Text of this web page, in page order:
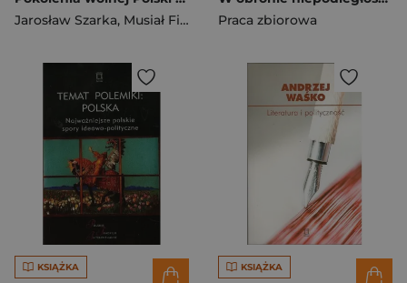
Jarosław Szarka, Musiał Filip (red)
Praca zbiorowa
KSIĄŻKA KSIĄŻKA